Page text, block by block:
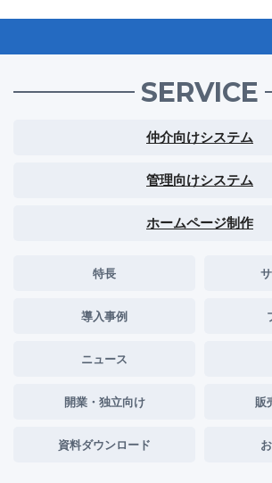
SERVICE
仲介向けシステム
管理向けシステム
ホームページ制作
特長
導入事例
ニュース
開業・独立向け 販
資料ダウンロード